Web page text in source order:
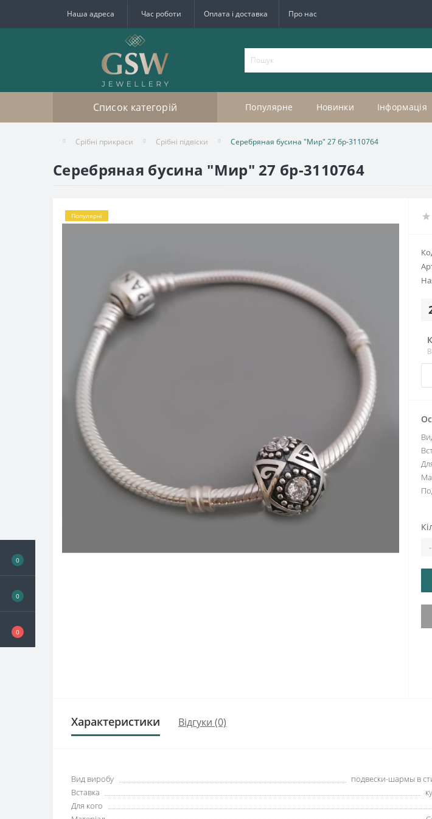
0
0
0
Наша адреса Час роботи Оплата і доставка Про нас
Список категорій Популярне Новинки Інформація
Срібні прикраси Срібні підвіски Серебряная бусина "Мир" 27 бр-3110764
Серебряная бусина "Мир" 27 бр-3110764
Популярні
-
Характеристики Відгуки (0)
Вид виробу
подвески-шармы в
Вставка
Для кого